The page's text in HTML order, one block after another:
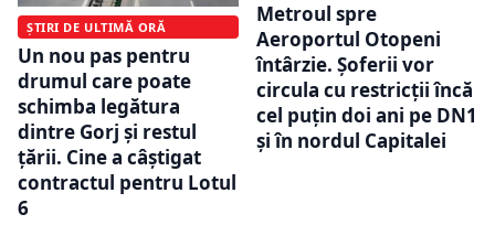
ȘTIRI DE ULTIMĂ ORĂ
Un nou pas pentru
drumul care poate
schimba legătura
dintre Gorj și restul
țării. Cine a câștigat
contractul pentru Lotul
6
Metroul spre
Aeroportul Otopeni
întârzie. Șoferii vor
circula cu restricții încă
cel puțin doi ani pe DN1
și în nordul Capitalei